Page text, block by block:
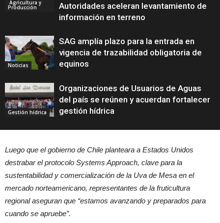
Agricultura y
Producción
Autoridades aceleran levantamiento de
información en terreno
Noticias
SAG amplía plazo para la entrada en
vigencia de trazabilidad obligatoria de
equinos
Gestión hídrica
Organizaciones de Usuarios de Aguas
del país se reúnen y acuerdan fortalecer
gestión hídrica
Luego que el gobierno de Chile planteara a Estados Unidos
destrabar el protocolo Systems Approach, clave para la
sustentabilidad y comercialización de la Uva de Mesa en el
mercado norteamericano, representantes de la fruticultura
regional aseguran que “estamos avanzando y preparados para
cuando se apruebe”.